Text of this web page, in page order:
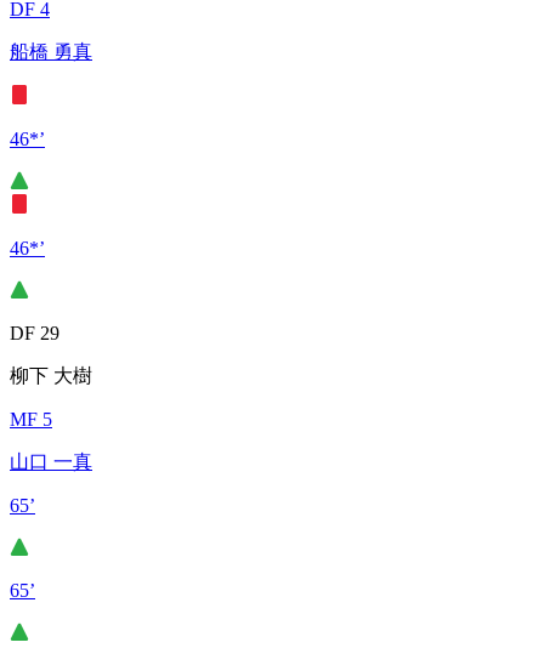
DF 4
船橋 勇真
46*’
46*’
DF 29
柳下 大樹
MF 5
山口 一真
65’
65’